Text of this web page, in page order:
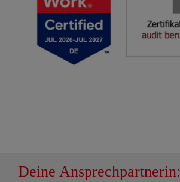
Deine Ansprechpartnerin: